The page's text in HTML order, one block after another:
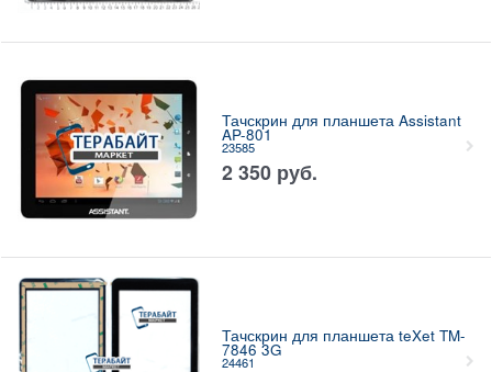
Тачскрин для планшета Assistant
AP-801
23585
2 350 руб.
Тачскрин для планшета teXet TM-
7846 3G
24461